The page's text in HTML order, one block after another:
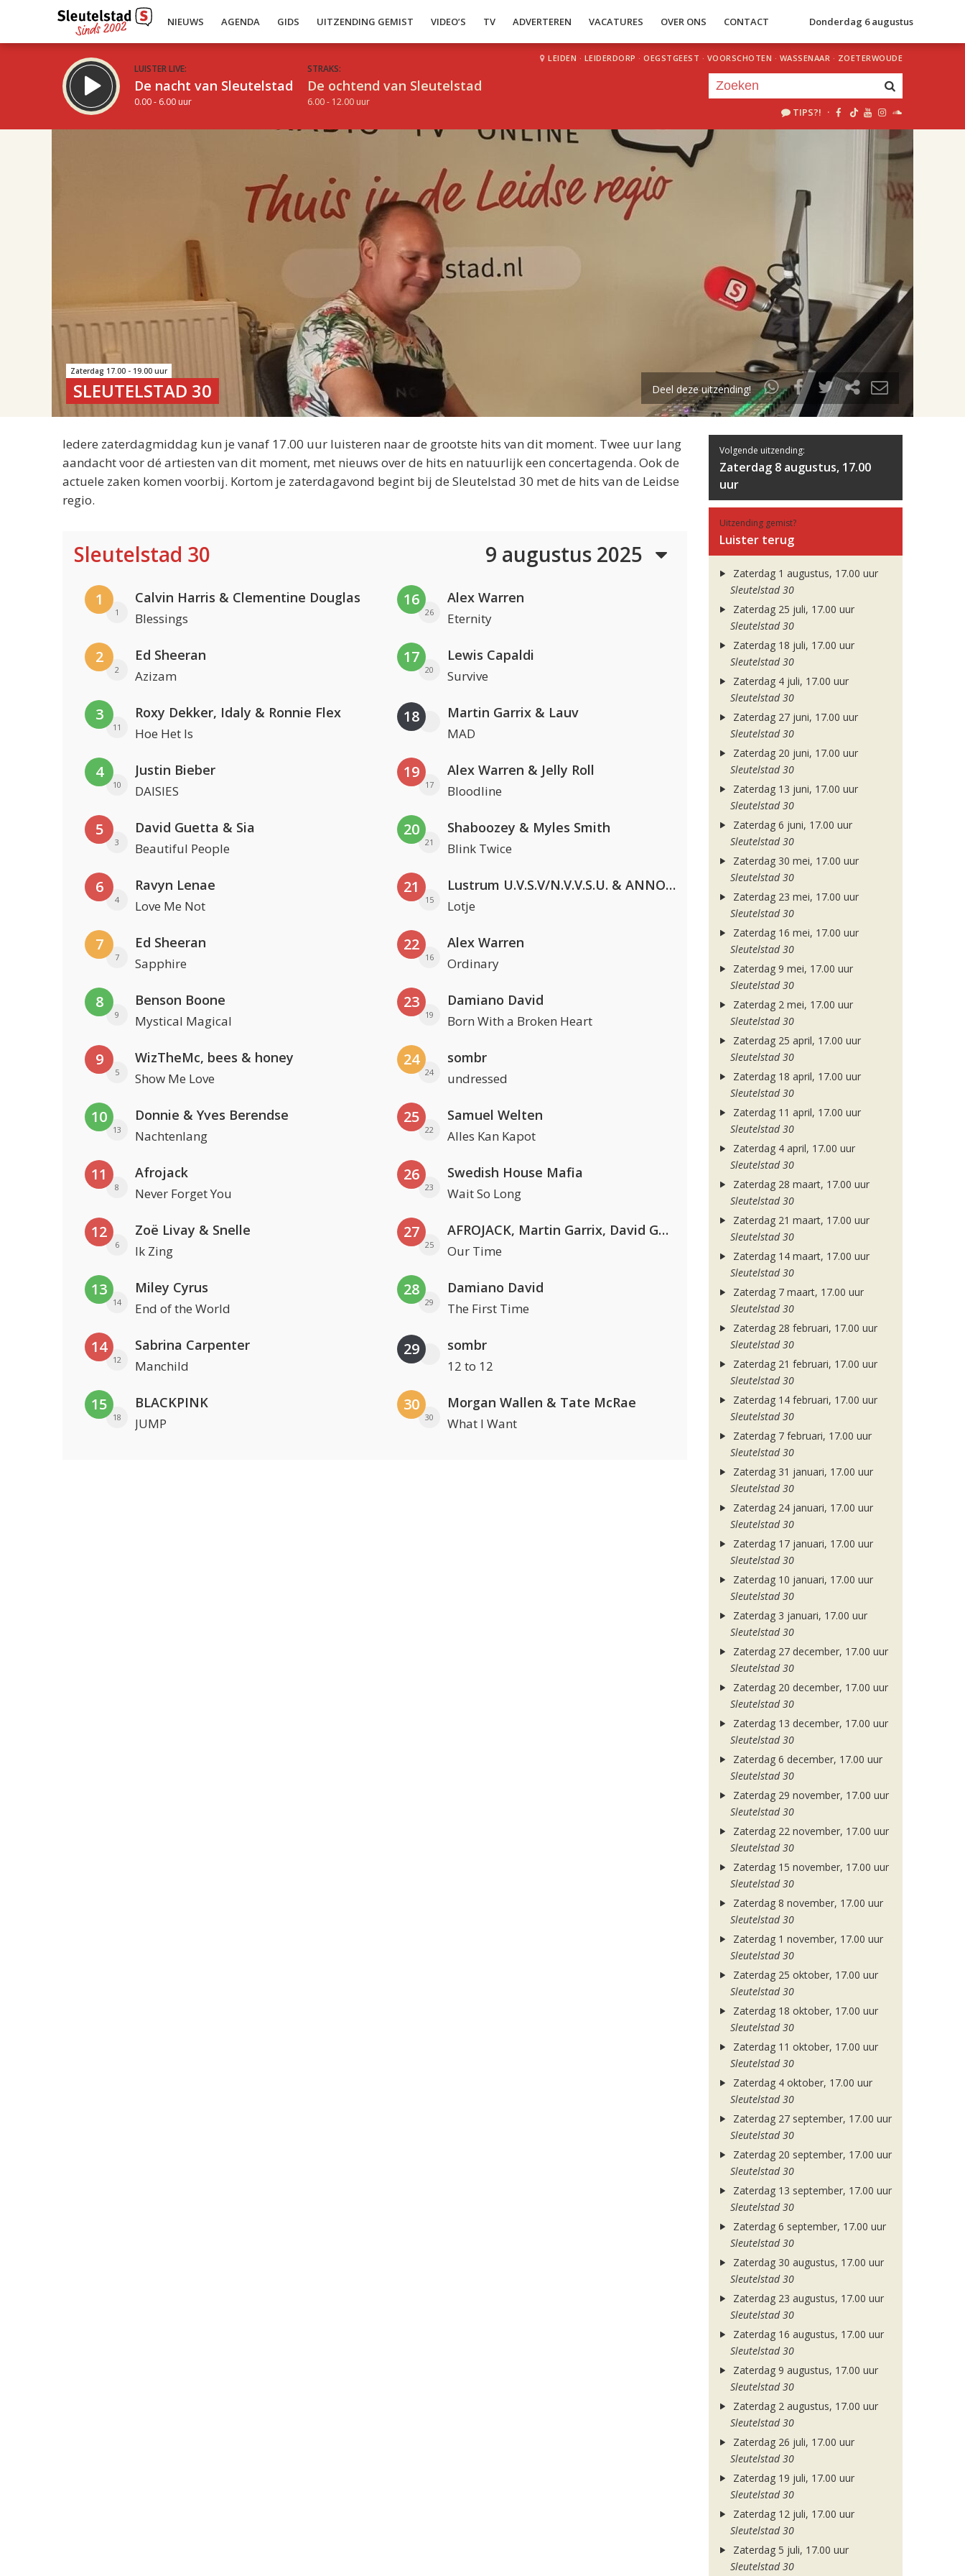
NIEUWS AGENDA GIDS UITZENDING GEMIST VIDEO’S TV ADVERTEREN VACATURES OVER ONS CONTACT Donderdag 6 augustus
LUISTER LIVE:
De nacht van Sleutelstad
0.00 - 6.00 uur
STRAKS:
De ochtend van Sleutelstad
6.00 - 12.00 uur
LEIDEN · LEIDERDORP · OEGSTGEEST · VOORSCHOTEN · WASSENAAR · ZOETERWOUDE
TIPS?! ·
uur 1 van 2
Volgend uur
Zaterdag 17.00 - 19.00 uur
SLEUTELSTAD 30 Deel deze uitzending!
Iedere zaterdagmiddag kun je vanaf 17.00 uur luisteren naar de grootste hits van dit moment. Twee uur lang
aandacht voor dé artiesten van dit moment, met nieuws over de hits en natuurlijk een concertagenda. Ook de
actuele zaken komen voorbij. Kortom je zaterdagavond begint bij de Sleutelstad 30 met de hits van de Leidse
regio.
Sleutelstad 30 9 augustus 2025
1
1
Calvin Harris & Clementine Douglas
Blessings
2
2
Ed Sheeran
Azizam
3
11
Roxy Dekker, Idaly & Ronnie Flex
Hoe Het Is
4
10
Justin Bieber
DAISIES
5
3
David Guetta & Sia
Beautiful People
6
4
Ravyn Lenae
Love Me Not
7
7
Ed Sheeran
Sapphire
8
9
Benson Boone
Mystical Magical
9
5
WizTheMc, bees & honey
Show Me Love
10
13
Donnie & Yves Berendse
Nachtenlang
11
8
Afrojack
Never Forget You
12
6
Zoë Livay & Snelle
Ik Zing
13
14
Miley Cyrus
End of the World
14
12
Sabrina Carpenter
Manchild
15
18
BLACKPINK
JUMP
16
26
Alex Warren
Eternity
17
20
Lewis Capaldi
Survive
18 Martin Garrix & Lauv
MAD
19
17
Alex Warren & Jelly Roll
Bloodline
20
21
Shaboozey & Myles Smith
Blink Twice
21
15
Lustrum U.V.S.V/N.V.V.S.U. & ANNO ONS & Jopke van Dobbenburgh & Roeland Beelen
Lotje
22
16
Alex Warren
Ordinary
23
19
Damiano David
Born With a Broken Heart
24
24
sombr
undressed
25
22
Samuel Welten
Alles Kan Kapot
26
23
Swedish House Mafia
Wait So Long
27
25
AFROJACK, Martin Garrix, David Guetta & Amél
Our Time
28
29
Damiano David
The First Time
29 sombr
12 to 12
30
30
Morgan Wallen & Tate McRae
What I Want
Volgende uitzending:
Zaterdag 8 augustus, 17.00
uur
Uitzending gemist?
Luister terug
Zaterdag 1 augustus, 17.00 uur
Sleutelstad 30
Zaterdag 25 juli, 17.00 uur
Sleutelstad 30
Zaterdag 18 juli, 17.00 uur
Sleutelstad 30
Zaterdag 4 juli, 17.00 uur
Sleutelstad 30
Zaterdag 27 juni, 17.00 uur
Sleutelstad 30
Zaterdag 20 juni, 17.00 uur
Sleutelstad 30
Zaterdag 13 juni, 17.00 uur
Sleutelstad 30
Zaterdag 6 juni, 17.00 uur
Sleutelstad 30
Zaterdag 30 mei, 17.00 uur
Sleutelstad 30
Zaterdag 23 mei, 17.00 uur
Sleutelstad 30
Zaterdag 16 mei, 17.00 uur
Sleutelstad 30
Zaterdag 9 mei, 17.00 uur
Sleutelstad 30
Zaterdag 2 mei, 17.00 uur
Sleutelstad 30
Zaterdag 25 april, 17.00 uur
Sleutelstad 30
Zaterdag 18 april, 17.00 uur
Sleutelstad 30
Zaterdag 11 april, 17.00 uur
Sleutelstad 30
Zaterdag 4 april, 17.00 uur
Sleutelstad 30
Zaterdag 28 maart, 17.00 uur
Sleutelstad 30
Zaterdag 21 maart, 17.00 uur
Sleutelstad 30
Zaterdag 14 maart, 17.00 uur
Sleutelstad 30
Zaterdag 7 maart, 17.00 uur
Sleutelstad 30
Zaterdag 28 februari, 17.00 uur
Sleutelstad 30
Zaterdag 21 februari, 17.00 uur
Sleutelstad 30
Zaterdag 14 februari, 17.00 uur
Sleutelstad 30
Zaterdag 7 februari, 17.00 uur
Sleutelstad 30
Zaterdag 31 januari, 17.00 uur
Sleutelstad 30
Zaterdag 24 januari, 17.00 uur
Sleutelstad 30
Zaterdag 17 januari, 17.00 uur
Sleutelstad 30
Zaterdag 10 januari, 17.00 uur
Sleutelstad 30
Zaterdag 3 januari, 17.00 uur
Sleutelstad 30
Zaterdag 27 december, 17.00 uur
Sleutelstad 30
Zaterdag 20 december, 17.00 uur
Sleutelstad 30
Zaterdag 13 december, 17.00 uur
Sleutelstad 30
Zaterdag 6 december, 17.00 uur
Sleutelstad 30
Zaterdag 29 november, 17.00 uur
Sleutelstad 30
Zaterdag 22 november, 17.00 uur
Sleutelstad 30
Zaterdag 15 november, 17.00 uur
Sleutelstad 30
Zaterdag 8 november, 17.00 uur
Sleutelstad 30
Zaterdag 1 november, 17.00 uur
Sleutelstad 30
Zaterdag 25 oktober, 17.00 uur
Sleutelstad 30
Zaterdag 18 oktober, 17.00 uur
Sleutelstad 30
Zaterdag 11 oktober, 17.00 uur
Sleutelstad 30
Zaterdag 4 oktober, 17.00 uur
Sleutelstad 30
Zaterdag 27 september, 17.00 uur
Sleutelstad 30
Zaterdag 20 september, 17.00 uur
Sleutelstad 30
Zaterdag 13 september, 17.00 uur
Sleutelstad 30
Zaterdag 6 september, 17.00 uur
Sleutelstad 30
Zaterdag 30 augustus, 17.00 uur
Sleutelstad 30
Zaterdag 23 augustus, 17.00 uur
Sleutelstad 30
Zaterdag 16 augustus, 17.00 uur
Sleutelstad 30
Zaterdag 9 augustus, 17.00 uur
Sleutelstad 30
Zaterdag 2 augustus, 17.00 uur
Sleutelstad 30
Zaterdag 26 juli, 17.00 uur
Sleutelstad 30
Zaterdag 19 juli, 17.00 uur
Sleutelstad 30
Zaterdag 12 juli, 17.00 uur
Sleutelstad 30
Zaterdag 5 juli, 17.00 uur
Sleutelstad 30